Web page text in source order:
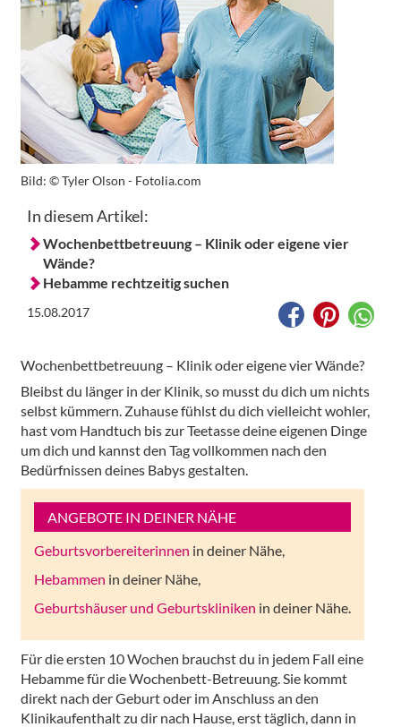
Bild: © Tyler Olson - Fotolia.com
In diesem Artikel:
Wochenbettbetreuung – Klinik oder eigene vier
Wände?
Hebamme rechtzeitig suchen
15.08.2017
Wochenbettbetreuung – Klinik oder eigene vier Wände?
Bleibst du länger in der Klinik, so musst du dich um nichts
selbst kümmern. Zuhause fühlst du dich vielleicht wohler,
hast vom Handtuch bis zur Teetasse deine eigenen Dinge
um dich und kannst den Tag vollkommen nach den
Bedürfnissen deines Babys gestalten.
ANGEBOTE IN DEINER NÄHE
Geburtsvorbereiterinnen in deiner Nähe,
Hebammen in deiner Nähe,
Geburtshäuser und Geburtskliniken in deiner Nähe.
Für die ersten 10 Wochen brauchst du in jedem Fall eine
Hebamme für die Wochenbett-Betreuung. Sie kommt
direkt nach der Geburt oder im Anschluss an den
Klinikaufenthalt zu dir nach Hause, erst täglich, dann in